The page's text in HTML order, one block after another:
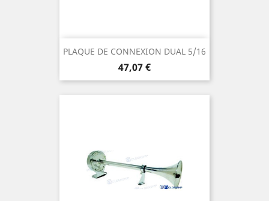
PLAQUE DE CONNEXION DUAL 5/16
Prix
47,07 €